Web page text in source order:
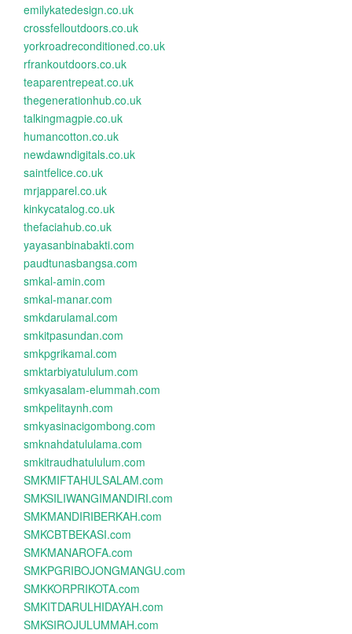
emilykatedesign.co.uk
crossfelloutdoors.co.uk
yorkroadreconditioned.co.uk
rfrankoutdoors.co.uk
teaparentrepeat.co.uk
thegenerationhub.co.uk
talkingmagpie.co.uk
humancotton.co.uk
newdawndigitals.co.uk
saintfelice.co.uk
mrjapparel.co.uk
kinkycatalog.co.uk
thefaciahub.co.uk
yayasanbinabakti.com
paudtunasbangsa.com
smkal-amin.com
smkal-manar.com
smkdarulamal.com
smkitpasundan.com
smkpgrikamal.com
smktarbiyatululum.com
smkyasalam-elummah.com
smkpelitaynh.com
smkyasinacigombong.com
smknahdatululama.com
smkitraudhatululum.com
SMKMIFTAHULSALAM.com
SMKSILIWANGIMANDIRI.com
SMKMANDIRIBERKAH.com
SMKCBTBEKASI.com
SMKMANAROFA.com
SMKPGRIBOJONGMANGU.com
SMKKORPRIKOTA.com
SMKITDARULHIDAYAH.com
SMKSIROJULUMMAH.com